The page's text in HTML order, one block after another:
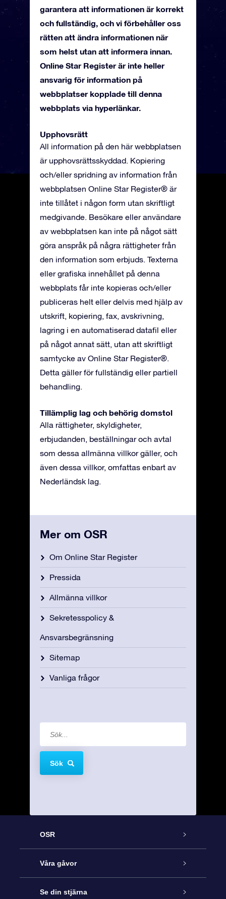
garantera att informationen är korrekt
och fullständig, och vi förbehåller oss
rätten att ändra informationen när
som helst utan att informera innan.
Online Star Register är inte heller
ansvarig för information på
webbplatser kopplade till denna
webbplats via hyperlänkar.
Upphovsrätt
All information på den här webbplatsen
är upphovsrättsskyddad. Kopiering
och/eller spridning av information från
webbplatsen Online Star Register® är
inte tillåtet i någon form utan skriftligt
medgivande. Besökare eller användare
av webbplatsen kan inte på något sätt
göra anspråk på några rättigheter från
den information som erbjuds. Texterna
eller grafiska innehållet på denna
webbplats får inte kopieras och/eller
publiceras helt eller delvis med hjälp av
utskrift, kopiering, fax, avskrivning,
lagring i en automatiserad datafil eller
på något annat sätt, utan att skriftligt
samtycke av Online Star Register®.
Detta gäller för fullständig eller partiell
behandling.
Tillämplig lag och behörig domstol
Alla rättigheter, skyldigheter,
erbjudanden, beställningar och avtal
som dessa allmänna villkor gäller, och
även dessa villkor, omfattas enbart av
Nederländsk lag.
Mer om OSR
Om Online Star Register
Pressida
Allmänna villkor
Sekretesspolicy &
Ansvarsbegränsning
Sitemap
Vanliga frågor
Sök
OSR
Kundtjänst
Kontakta oss
Våra gåvor
Online-Stjärngåva
Se din stjärna